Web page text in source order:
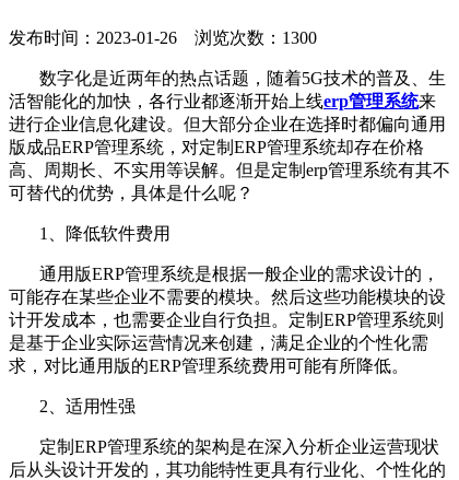
发布时间：2023-01-26 浏览次数：1300
数字化是近两年的热点话题，随着5G技术的普及、生
活智能化的加快，各行业都逐渐开始上线erp管理系统来
进行企业信息化建设。但大部分企业在选择时都偏向通用
版成品ERP管理系统，对定制ERP管理系统却存在价格
高、周期长、不实用等误解。但是定制erp管理系统有其不
可替代的优势，具体是什么呢？
1、降低软件费用
通用版ERP管理系统是根据一般企业的需求设计的，
可能存在某些企业不需要的模块。然后这些功能模块的设
计开发成本，也需要企业自行负担。定制ERP管理系统则
是基于企业实际运营情况来创建，满足企业的个性化需
求，对比通用版的ERP管理系统费用可能有所降低。
2、适用性强
定制ERP管理系统的架构是在深入分析企业运营现状
后从头设计开发的，其功能特性更具有行业化、个性化的